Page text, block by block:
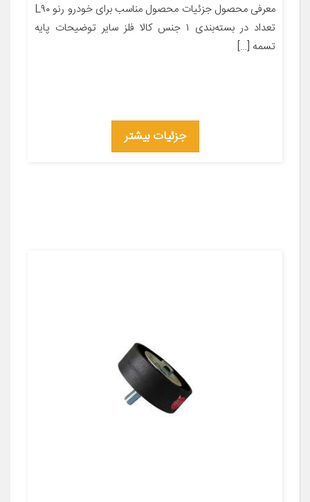
معرفی محصول جزئیات محصول مناسب برای خودرو رنو L۹۰
تعداد در بسته‌بندی ۱ جنس کالا فلز سایر توضیحات پایه
تسمه […]
جزئیات بیشتر